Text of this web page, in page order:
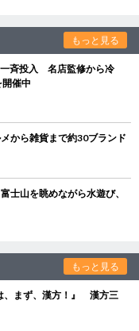
もっと見る
斉投入 名店監修から冷
催中
から雑貨まで約30ブランド
士山を眺めながら水遊び、
もっと見る
、まず、漢方！』 漢方三